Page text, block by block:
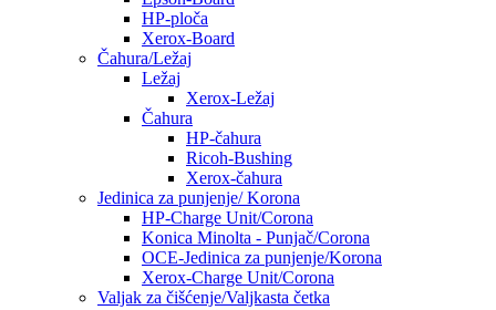
HP-ploča
Xerox-Board
Čahura/Ležaj
Ležaj
Xerox-Ležaj
Čahura
HP-čahura
Ricoh-Bushing
Xerox-čahura
Jedinica za punjenje/ Korona
HP-Charge Unit/Corona
Konica Minolta - Punjač/Corona
OCE-Jedinica za punjenje/Korona
Xerox-Charge Unit/Corona
Valjak za čišćenje/Valjkasta četka